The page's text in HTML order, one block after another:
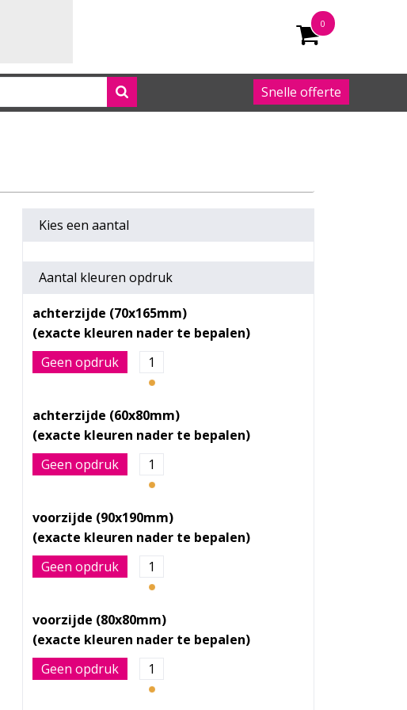
0
Snelle offerte
Kies een aantal
Aantal kleuren opdruk
achterzijde (70x165mm)
Geen opdruk 1
achterzijde (60x80mm)
Geen opdruk 1
voorzijde (90x190mm)
Geen opdruk 1
voorzijde (80x80mm)
Geen opdruk 1